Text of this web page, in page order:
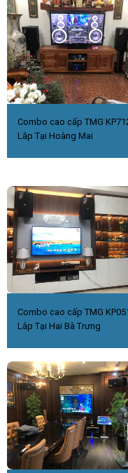
Combo cao cấp TMG
Lắp Tại Hoàng Mai
Combo cao cấp TMG
Lắp Tại Hai Bà Trưng